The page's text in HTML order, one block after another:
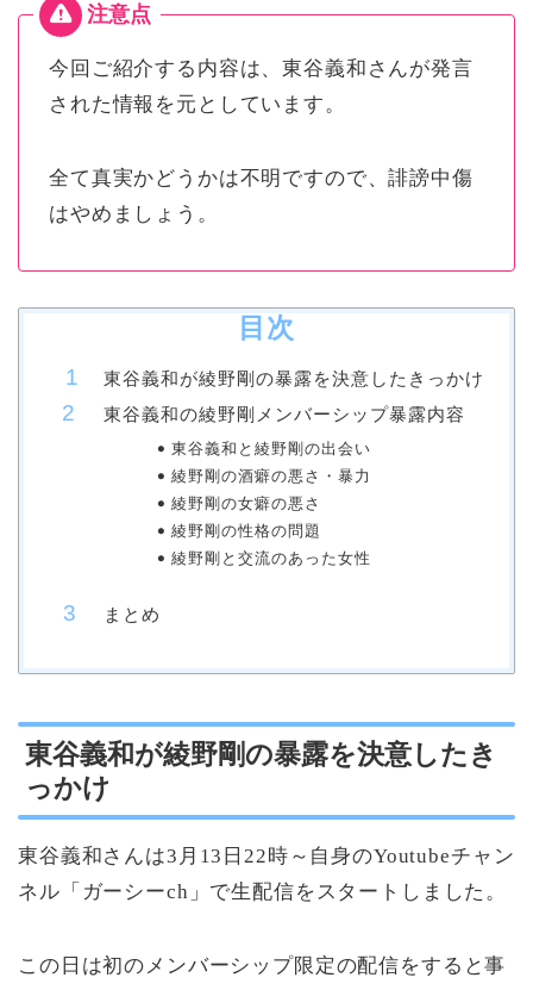
今回ご紹介する内容は、東谷義和さんが発言
された情報を元としています。
全て真実かどうかは不明ですので、誹謗中傷
はやめましょう。
目次
東谷義和が綾野剛の暴露を決意したきっかけ
東谷義和の綾野剛メンバーシップ暴露内容
東谷義和と綾野剛の出会い
綾野剛の酒癖の悪さ・暴力
綾野剛の女癖の悪さ
綾野剛の性格の問題
綾野剛と交流のあった女性
まとめ
東谷義和が綾野剛の暴露を決意したき
っかけ
東谷義和さんは3月13日22時～自身のYoutubeチャン
ネル「ガーシーch」で生配信をスタートしました。
この日は初のメンバーシップ限定の配信をすると事